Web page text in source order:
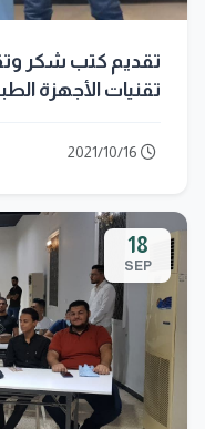
تقديم كتب شكر
تقنيات الأجهزة
18
SEP